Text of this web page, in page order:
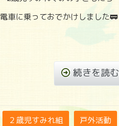
電車に乗っておでかけしました🚃
続きを読む
２歳児すみれ組 戸外活動